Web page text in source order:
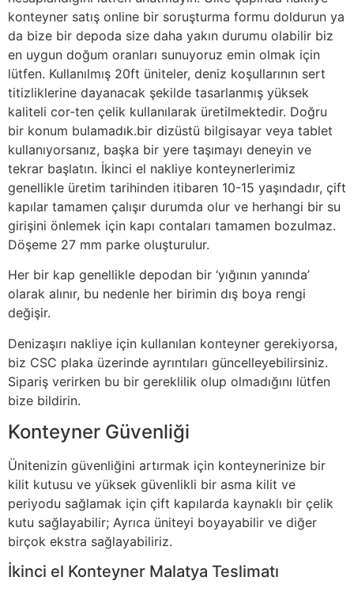
konteyner satış online bir soruşturma formu doldurun ya
da bize bir depoda size daha yakın durumu olabilir biz
en uygun doğum oranları sunuyoruz emin olmak için
lütfen. Kullanılmış 20ft üniteler, deniz koşullarının sert
titizliklerine dayanacak şekilde tasarlanmış yüksek
kaliteli cor-ten çelik kullanılarak üretilmektedir. Doğru
bir konum bulamadık.bir dizüstü bilgisayar veya tablet
kullanıyorsanız, başka bir yere taşımayı deneyin ve
tekrar başlatın. İkinci el nakliye konteynerlerimiz
genellikle üretim tarihinden itibaren 10-15 yaşındadır, çift
kapılar tamamen çalışır durumda olur ve herhangi bir su
girişini önlemek için kapı contaları tamamen bozulmaz.
Döşeme 27 mm parke oluşturulur.
Her bir kap genellikle depodan bir ‘yığının yanında’
olarak alınır, bu nedenle her birimin dış boya rengi
değişir.
Denizaşırı nakliye için kullanılan konteyner gerekiyorsa,
biz CSC plaka üzerinde ayrıntıları güncelleyebilirsiniz.
Sipariş verirken bu bir gereklilik olup olmadığını lütfen
bize bildirin.
Konteyner Güvenliği
Ünitenizin güvenliğini artırmak için konteynerinize bir
kilit kutusu ve yüksek güvenlikli bir asma kilit ve
periyodu sağlamak için çift kapılarda kaynaklı bir çelik
kutu sağlayabilir; Ayrıca üniteyi boyayabilir ve diğer
birçok ekstra sağlayabiliriz.
İkinci el Konteyner Malatya Teslimatı